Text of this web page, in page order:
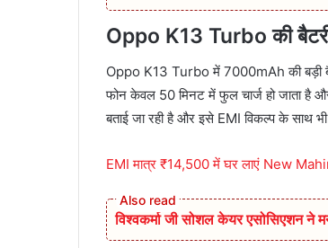
Oppo K13 Turbo की
Oppo K13 Turbo में 7000mAh की बड़ी
फोन केवल 50 मिनट में फुल चार्ज हो जाता
बताई जा रही है और इसे EMI विकल्प के साथ
EMI मात्र ₹14,500 में घर लाएं New
विश्वकर्मा जी सोशल केयर एसोसिएशन